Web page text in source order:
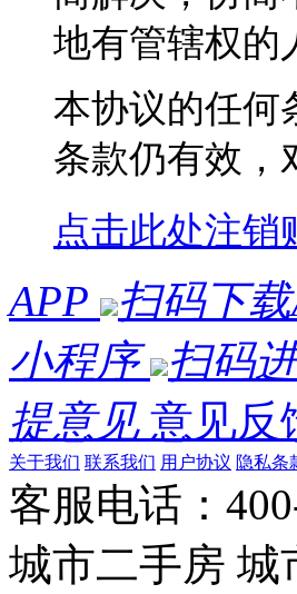
地有管辖权的
本协议的任何
条款仍有效，
点击此处注销
APP
扫码下
小程序
扫码
提意见 意见反
关于我们 联系我们 用户协议 隐私条
客服电话：
城市二手房 城